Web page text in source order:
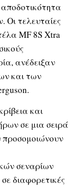
Οι τελευταίες
MF 8S Xtra
ανέδειξαν
και των
και
σε μια σειρά
σεναρίων
διαφορετικές